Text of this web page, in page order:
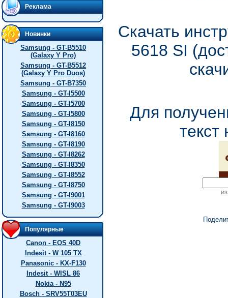
Реклама
Новинки
Samsung - GT-B5510
(Galaxy Y Pro)
Samsung - GT-B5512
(Galaxy Y Pro Duos)
Samsung - GT-B7350
Samsung - GT-I5500
Samsung - GT-I5700
Samsung - GT-I5800
Samsung - GT-I8150
Samsung - GT-I8160
Samsung - GT-I8190
Samsung - GT-I8262
Samsung - GT-I8350
Samsung - GT-I8552
Samsung - GT-I8750
Samsung - GT-I9001
Samsung - GT-I9003
Популярные
Canon - EOS 40D
Indesit - W 105 TX
Panasonic - KX-F130
Indesit - WISL 86
Nokia - N95
Bosch - SRV55T03EU
Скачать
5618 SI
Для
текст